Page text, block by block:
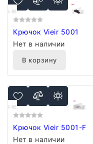
Крючок Vieir 5001
Нет в наличии
В корзину
Крючок Vieir 5001-F
Нет в наличии